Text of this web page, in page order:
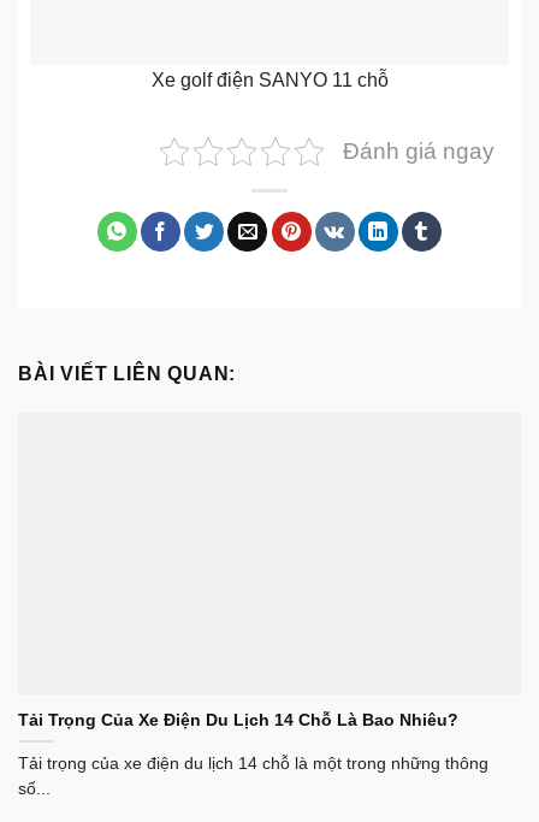
Xe golf điện SANYO 11 chỗ
Đánh giá ngay
BÀI VIẾT LIÊN QUAN:
Tải Trọng Của Xe Điện Du Lịch 14 Chỗ Là Bao Nhiêu?
Tải trọng của xe điện du lịch 14 chỗ là một trong những thông
số...